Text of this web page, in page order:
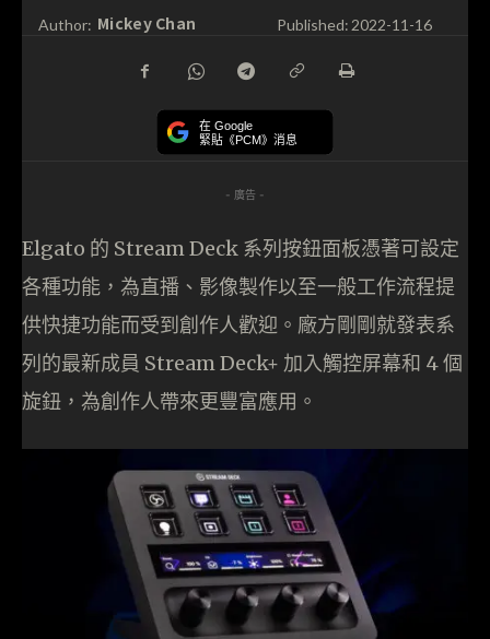
Author: Mickey Chan Published: 2022-11-16
在 Google
緊貼《PCM》消息
- 廣告 -
Elgato 的 Stream Deck 系列按鈕面板憑著可設定
各種功能，為直播、影像製作以至一般工作流程提
供快捷功能而受到創作人歡迎。廠方剛剛就發表系
列的最新成員 Stream Deck+ 加入觸控屏幕和 4 個
旋鈕，為創作人帶來更豐富應用。